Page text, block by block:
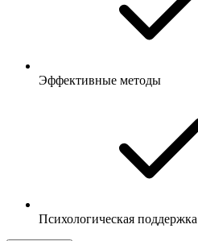
Эффективные методы
Психологическая поддержка